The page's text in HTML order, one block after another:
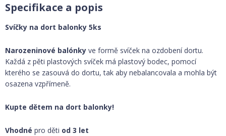
Specifikace a popis
Svíčky na dort balonky 5ks
Narozeninové balónky ve formě svíček na ozdobení dortu.
Každá z pěti plastových svíček má plastový bodec, pomocí
kterého se zasouvá do dortu, tak aby nebalancovala a mohla být
osazena vzpřímeně.
Kupte dětem na dort balonky!
Vhodné pro děti od 3 let